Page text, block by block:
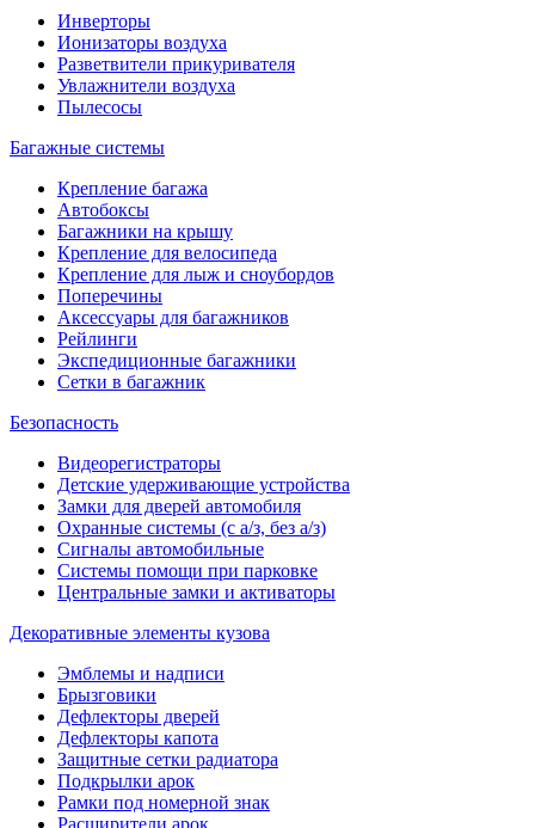
Инверторы
Ионизаторы воздуха
Разветвители прикуривателя
Увлажнители воздуха
Пылесосы
Багажные системы
Крепление багажа
Автобоксы
Багажники на крышу
Крепление для велосипеда
Крепление для лыж и сноубордов
Поперечины
Аксессуары для багажников
Рейлинги
Экспедиционные багажники
Сетки в багажник
Безопасность
Видеорегистраторы
Детские удерживающие устройства
Замки для дверей автомобиля
Охранные системы (с а/з, без а/з)
Сигналы автомобильные
Системы помощи при парковке
Центральные замки и активаторы
Декоративные элементы кузова
Эмблемы и надписи
Брызговики
Дефлекторы дверей
Дефлекторы капота
Защитные сетки радиатора
Подкрылки арок
Рамки под номерной знак
Расширители арок